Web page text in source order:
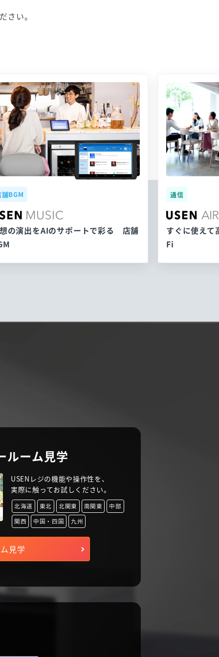
さい。
舗BGM
の演出をAIのサポートで彩る 店舗
通信
すぐに使え
Fi
ルーム見学
USENレジの機能や操作性を、
実際に触ってお試しください。
北海道 東北 北関東 南関東
中部
関西
中国・四国 九州
見学